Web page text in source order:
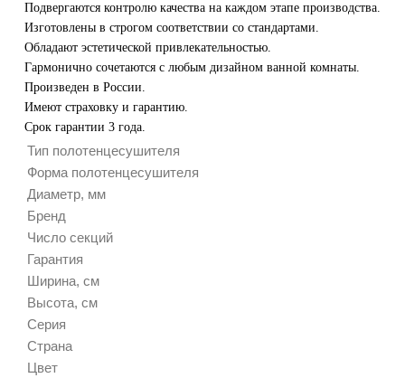
Подвергаются контролю качества на каждом этапе производства.
Изготовлены в строгом соответствии со стандартами.
Обладают эстетической привлекательностью.
Гармонично сочетаются с любым дизайном ванной комнаты.
Произведен в России.
Имеют страховку и гарантию.
Срок гарантии 3 года.
Тип полотенцесушителя
Форма полотенцесушителя
Диаметр, мм
Бренд
Число секций
Гарантия
Ширина, см
Высота, см
Серия
Страна
Цвет